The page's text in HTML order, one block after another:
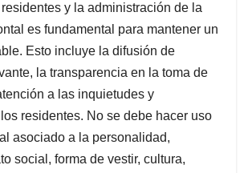
y la administración de la
es fundamental para mantener un
Esto incluye la difusión de
la transparencia en la toma de
a las inquietudes y
residentes. No se debe hacer uso
asociado a la personalidad,
social, forma de vestir, cultura,